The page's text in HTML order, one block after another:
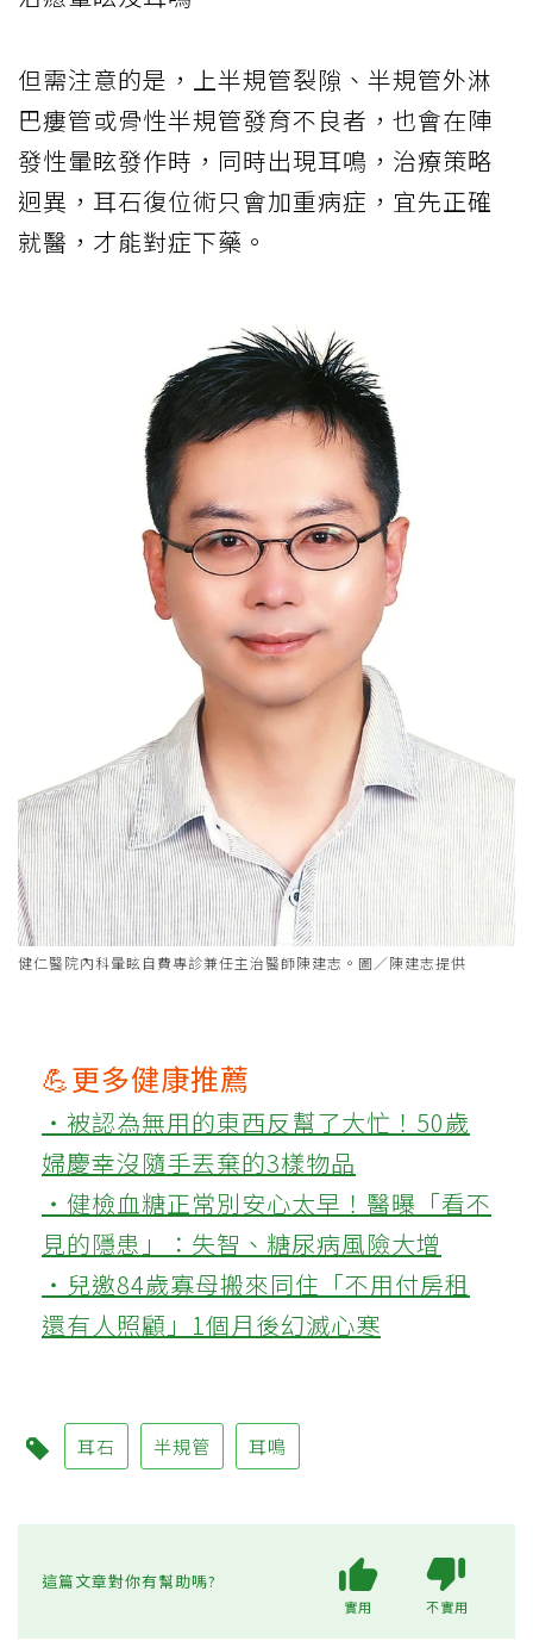
但需注意的是，上半規管裂隙、半規管外淋
巴瘻管或骨性半規管發育不良者，也會在陣
發性暈眩發作時，同時出現耳鳴，治療策略
迥異，耳石復位術只會加重病症，宜先正確
就醫，才能對症下藥。
健仁醫院內科暈眩自費專診兼任主治醫師陳建志。圖／陳建志提供
💪更多健康推薦
‧被認為無用的東西反幫了大忙！50歲
婦慶幸沒隨手丟棄的3樣物品
‧健檢血糖正常別安心太早！醫曝「看不
見的隱患」：失智、糖尿病風險大增
‧兒邀84歲寡母搬來同住「不用付房租
還有人照顧」1個月後幻滅心寒
耳石 半規管 耳鳴
這篇文章對你有幫助嗎?
實用 不實用